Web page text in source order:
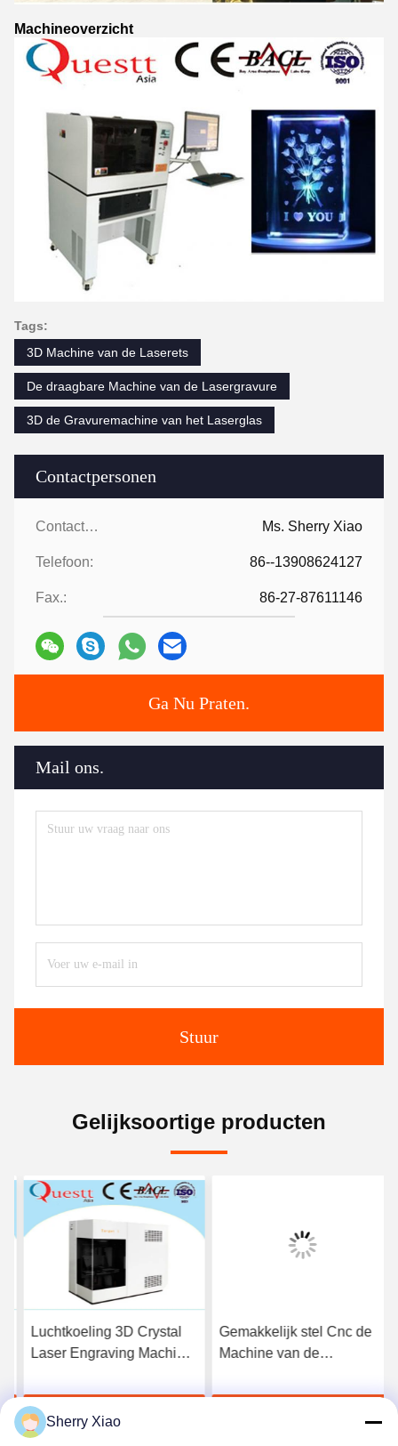
Contactpersonen
Contactpersonen: Ms. Sherry Xiao
Telefoon: 86--13908624127
Fax.: 86-27-87611146
Ga Nu Praten.
Mail ons.
Stuur
Machineoverzicht
Tags:
3D Machine van de Laserets
De draagbare Machine van de Lasergravure
3D de Gravuremachine van het Laserglas
Gelijksoortige producten
Luchtkoeling 3D Crystal
Laser Engraving Machine
Ga Nu Praten.
Gemakkelijk stel Cnc de
Machine van de
de Machinestal in werking
Sherry Xiao